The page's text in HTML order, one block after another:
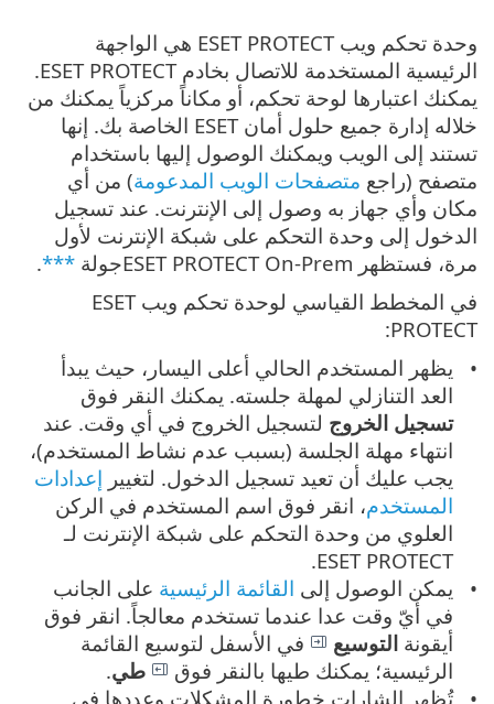
وحدة تحكم ويب ESET PROTECT هي الواجهة
الرئيسية المستخدمة للاتصال بخادم ESET PROTECT.
يمكنك اعتبارها لوحة تحكم، أو مكاناً مركزياً يمكنك من
خلاله إدارة جميع حلول أمان ESET الخاصة بك. إنها
تستند إلى الويب ويمكنك الوصول إليها باستخدام
متصفح (راجع متصفحات الويب المدعومة) من أي
مكان وأي جهاز به وصول إلى الإنترنت. عند تسجيل
الدخول إلى وحدة التحكم على شبكة الإنترنت لأول
مرة، فستظهر ESET PROTECT On-Premجولة
***
.
في المخطط القياسي لوحدة تحكم ويب ESET
PROTECT:
يظهر المستخدم الحالي أعلى اليسار، حيث يبدأ
العد التنازلي لمهلة جلسته. يمكنك النقر فوق
تسجيل الخروج لتسجيل الخروج في أي وقت. عند
انتهاء مهلة الجلسة (بسبب عدم نشاط المستخدم)،
يجب عليك أن تعيد تسجيل الدخول. لتغيير إعدادات
المستخدم، انقر فوق اسم المستخدم في الركن
العلوي من وحدة التحكم على شبكة الإنترنت لـ
ESET PROTECT.
يمكن الوصول إلى القائمة الرئيسية على الجانب
في أيّ وقت عدا عندما تستخدم معالجاً. انقر فوق
أيقونةالتوسيع
في الأسفل لتوسيع القائمة
الرئيسية؛ يمكنك طيها بالنقر فوق
طي.
تُظهر الشارات خطورة المشكلات وعددها في